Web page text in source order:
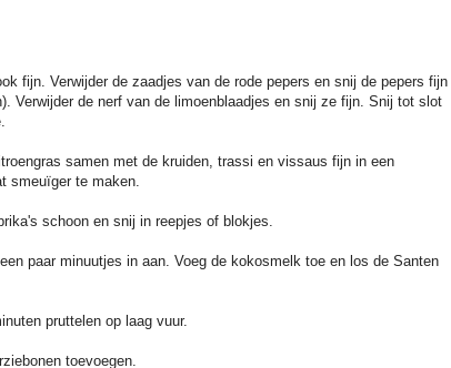
fijn. Verwijder de zaadjes van de rode pepers en snij de pepers fijn
Verwijder de nerf van de limoenblaadjes en snij ze fijn. Snij tot slot
samen met de kruiden, trassi en vissaus fijn in een
smeuïger te maken.
schoon en snij in reepjes of blokjes.
paar minuutjes in aan. Voeg de kokosmelk toe en los de Santen
pruttelen op laag vuur.
toevoegen.